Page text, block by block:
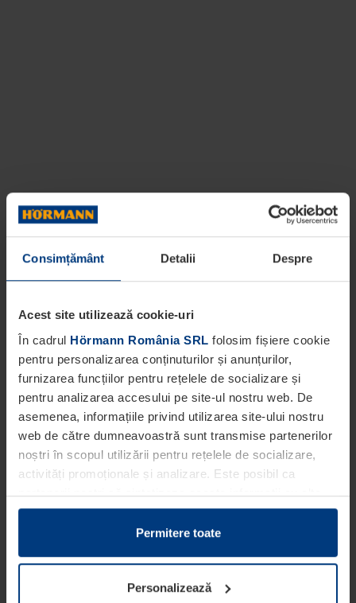
Consimțământ Detalii Despre
Acest site utilizează cookie-uri
În cadrul Hörmann România SRL folosim fișiere cookie
pentru personalizarea conținuturilor și anunțurilor,
furnizarea funcțiilor pentru rețelele de socializare și
pentru analizarea accesului pe site-ul nostru web. De
asemenea, informațiile privind utilizarea site-ului nostru
web de către dumneavoastră sunt transmise partenerilor
noștri în scopul utilizării pentru rețelele de socializare,
activități promoționale și analizare. Este posibil ca
partenerii noștri să sintetizeze aceste informații cu alte
date pe care dumneavoastră le-ați pus la dispoziția
acestora ori care au fost colectate în cadrul utilizării
Din punct de vedere legal, putem stoca fișiere cookie pe
dispozitivul dumneavoastră în cazul în care acestea sunt
Permitere toate
Personalizează